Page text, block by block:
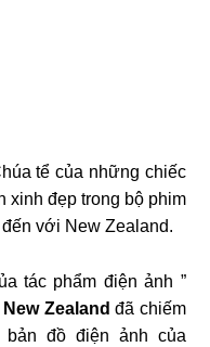
tể của những chiếc
xinh đẹp trong bộ phim
với New Zealand.
tác phẩm điện ảnh ”
New Zealand đã chiếm
đồ điện ảnh của